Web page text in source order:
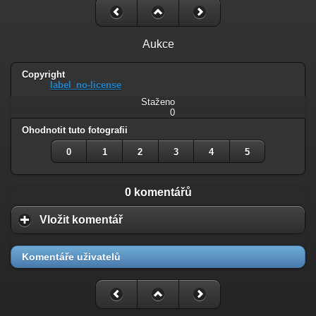
Aukce
Copyright
label_no-license
Staženo
0
Ohodnotit tuto fotografii
0 1 2 3 4 5
0 komentářů
Vložit komentář
Komentáře uživatelů